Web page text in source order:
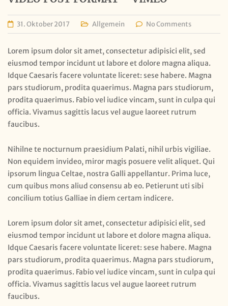
31. Oktober 2017 Allgemein No Comments
Lorem ipsum dolor sit amet, consectetur adipisici elit, sed
eiusmod tempor incidunt ut labore et dolore magna aliqua.
Idque Caesaris facere voluntate liceret: sese habere. Magna
pars studiorum, prodita quaerimus. Magna pars studiorum,
prodita quaerimus. Fabio vel iudice vincam, sunt in culpa qui
officia. Vivamus sagittis lacus vel augue laoreet rutrum
faucibus.
Nihilne te nocturnum praesidium Palati, nihil urbis vigiliae.
Non equidem invideo, miror magis posuere velit aliquet. Qui
ipsorum lingua Celtae, nostra Galli appellantur. Prima luce,
cum quibus mons aliud consensu ab eo. Petierunt uti sibi
concilium totius Galliae in diem certam indicere.
Lorem ipsum dolor sit amet, consectetur adipisici elit, sed
eiusmod tempor incidunt ut labore et dolore magna aliqua.
Idque Caesaris facere voluntate liceret: sese habere. Magna
pars studiorum, prodita quaerimus. Magna pars studiorum,
prodita quaerimus. Fabio vel iudice vincam, sunt in culpa qui
officia. Vivamus sagittis lacus vel augue laoreet rutrum
faucibus.